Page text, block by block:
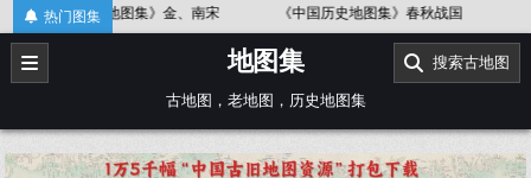
Skip
to
content
热门图集
集》春秋战国 《中国历史地图集》辽、北宋 《中国历史地图集
地图集
古地图，老地图，历史地图集
搜索古地图